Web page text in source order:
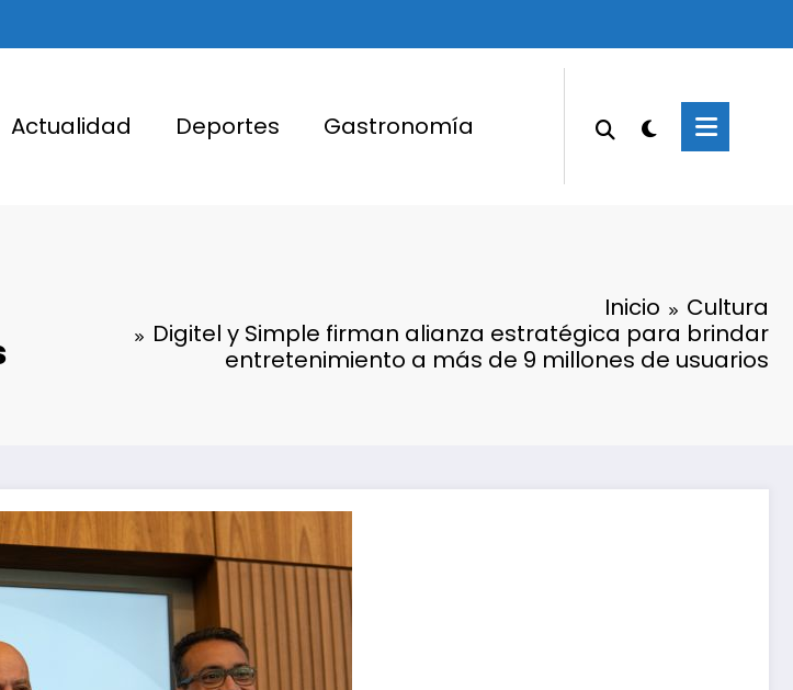
Actualidad Deportes Gastronomía
Inicio
Cultura
Digitel y Simple firman alianza estratégica para brindar
entretenimiento a más de 9 millones de usuarios